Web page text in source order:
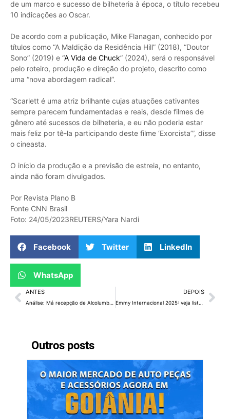
Outros posts
de um marco e sucesso de bilheteria à época, o título recebeu
10 indicações ao Oscar.
De acordo com a publicação, Mike Flanagan, conhecido por
títulos como “A Maldição da Residência Hill” (2018), “Doutor
Sono” (2019) e “A Vida de Chuck” (2024), será o responsável
pelo roteiro, produção e direção do projeto, descrito como
uma “nova abordagem radical”.
“Scarlett é uma atriz brilhante cujas atuações cativantes
sempre parecem fundamentadas e reais, desde filmes de
gênero até sucessos de bilheteria, e eu não poderia estar
mais feliz por tê-la participando deste filme ‘Exorcista’”, disse
o cineasta.
O início da produção e a previsão de estreia, no entanto,
ainda não foram divulgados.
Por Revista Plano B
Fonte CNN Brasil
Foto: 24/05/2023REUTERS/Yara Nardi
Facebook Twitter LinkedIn
WhatsApp
ANTES DEPOIS